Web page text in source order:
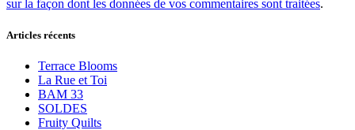
sur la façon dont les données de vos commentaires sont traitées.
Articles récents
Terrace Blooms
La Rue et Toi
BAM 33
SOLDES
Fruity Quilts